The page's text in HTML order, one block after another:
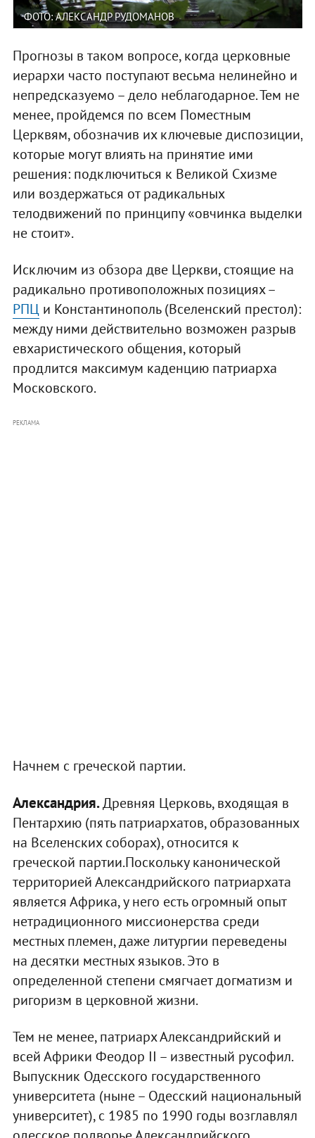
ФОТО: АЛЕКСАНДР РУДОМАНОВ
Прогнозы в таком вопросе, когда церковные
иерархи часто поступают весьма нелинейно и
непредсказуемо – дело неблагодарное. Тем не
менее, пройдемся по всем Поместным
Церквям, обозначив их ключевые диспозиции,
которые могут влиять на принятие ими
решения: подключиться к Великой Схизме
или воздержаться от радикальных
телодвижений по принципу «овчинка выделки
не стоит».
Исключим из обзора две Церкви, стоящие на
радикально противоположных позициях –
РПЦи Константинополь (Вселенский престол):
между ними действительно возможен разрыв
евхаристического общения, который
продлится максимум каденцию патриарха
Московского.
РЕКЛАМА
Начнем с греческой партии.
Александрия.Древняя Церковь, входящая в
Пентархию (пять патриархатов, образованных
на Вселенских соборах), относится к
греческой партии.Поскольку канонической
территорией Александрийского патриархата
является Африка, у него есть огромный опыт
нетрадиционного миссионерства среди
местных племен, даже литургии переведены
на десятки местных языков. Это в
определенной степени смягчает догматизм и
ригоризм в церковной жизни.
Тем не менее, патриарх Александрийский и
всей Африки Феодор II – известный русофил.
Выпускник Одесского государственного
университета (ныне – Одесский национальный
университет), с 1985 по 1990 годы возглавлял